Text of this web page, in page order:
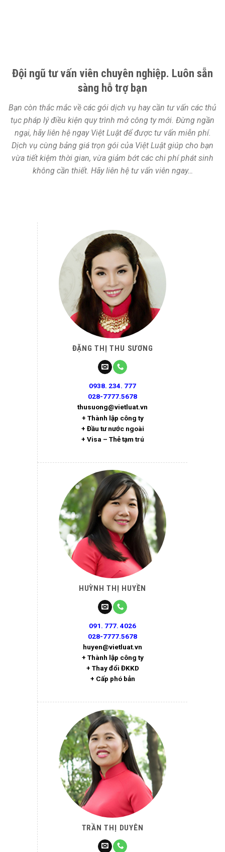
Đội ngũ tư vấn viên chuyên nghiệp. Luôn sẵn
sàng hỗ trợ bạn
Bạn còn thắc mắc về các gói dịch vụ hay cần tư vấn các thủ
tục pháp lý điều kiện quy trình mở công ty mới. Đừng ngần
ngại, hãy liên hệ ngay Việt Luật để được tư vấn miễn phí.
Dịch vụ cùng bảng giá trọn gói của Việt Luật giúp cho bạn
vừa tiết kiệm thời gian, vừa giảm bớt các chi phí phát sinh
không cần thiết. Hãy liên hệ tư vấn viên ngay…
ĐẶNG THỊ THU SƯƠNG
0938. 234. 777
028-7777.5678
thusuong@vietluat.vn
+ Thành lập công ty
+ Đầu tư nước ngoài
+ Visa – Thẻ tạm trú
HUỲNH THỊ HUYỀN
091. 777. 4026
028-7777.5678
huyen@vietluat.vn
+ Thành lập công ty
+ Thay đổi ĐKKD
+ Cấp phó bản
TRẦN THỊ DUYÊN